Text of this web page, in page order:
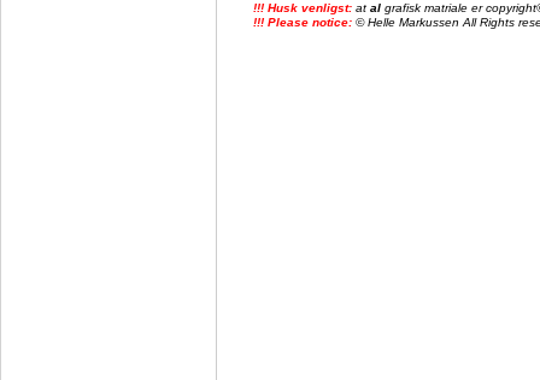
!!! Husk venligst: at al grafisk matriale er
!!! Please notice: © Helle Markussen All Rights